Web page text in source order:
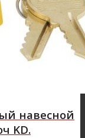
навесной
KD.